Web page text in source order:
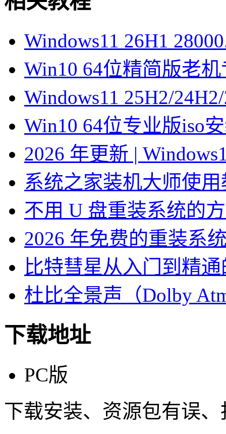
Windows11 26H1
Win10 64位精简版老
Windows11 25H2/
Win10 64位专业版iso
2026 年更新 |
系统之家装机大师使
不用 U 盘重装系统的
2026 年免费的重装系
比特彗星从入门到精
杜比全景声（Dolby
下载地址
PC版
下载安装、资源包有误